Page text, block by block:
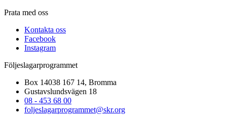
Prata med oss
Kontakta oss
Facebook
Instagram
Följeslagarprogrammet
Box 14038 167 14, Bromma
Gustavslundsvägen 18
08 - 453 68 00
foljeslagarprogrammet@skr.org